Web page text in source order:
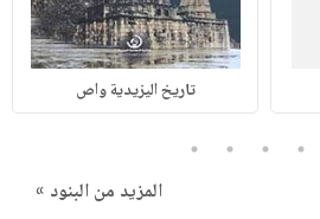
تاريخ اليزيدية واص
2
3
4
5
المزيد من البنود »